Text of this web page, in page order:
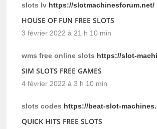
slots lv https://slotmachinesforum.net/
HOUSE OF FUN FREE SLOTS
3 février 2022 à 21 h 10 min
wms free online slots https://slot-
SIM SLOTS FREE GAMES
4 février 2022 à 3 h 10 min
slots codes https://beat-slot-
QUICK HITS FREE SLOTS